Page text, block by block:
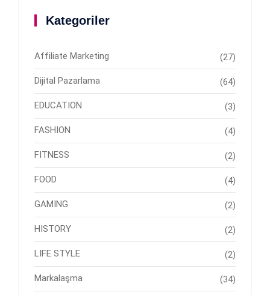
Kategoriler
Affiliate Marketing (27)
Dijital Pazarlama (64)
EDUCATION (3)
FASHION (4)
FITNESS (2)
FOOD (4)
GAMING (2)
HISTORY (2)
LIFE STYLE (2)
Markalaşma (34)